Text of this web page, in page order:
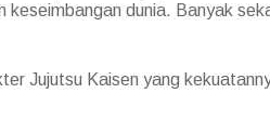
keseimbangan dunia. Banyak
Jujutsu Kaisen yang